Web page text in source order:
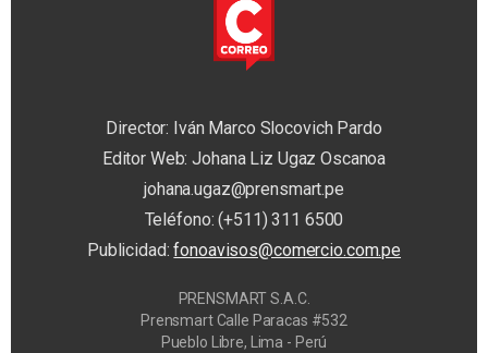
Director: Iván Marco Slocovich Pardo
Editor Web: Johana Liz Ugaz Oscanoa
johana.ugaz@prensmart.pe
Teléfono: (+511) 311 6500
Publicidad:fonoavisos@comercio.com.pe
PRENSMART S.A.C.
Prensmart Calle Paracas #532
Pueblo Libre, Lima - Perú